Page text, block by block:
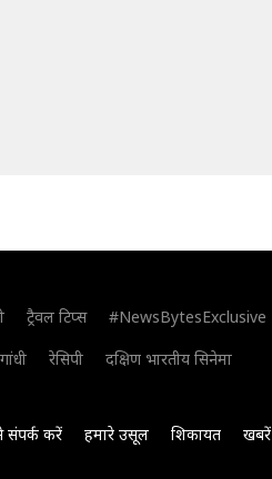
ट्रैवल टिप्स #NewsBytesExclusive
रेसिपी दक्षिण भारतीय सिनेमा
संपर्क करें हमारे उसूल शिकायत खबरें